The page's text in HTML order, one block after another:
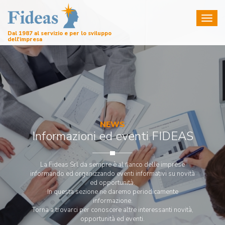
Dal 1987 al servizio e per lo sviluppo
dell'impresa
NEWS
Informazioni ed eventi FIDEAS
La Fideas Srl da sempre è al fianco delle imprese
informando ed organizzando eventi informativi su novità
ed opportunità.
In questa sezione ne daremo periodicamente
informazione.
Torna a trovarci per conoscere altre interessanti novità,
opportunità ed eventi.